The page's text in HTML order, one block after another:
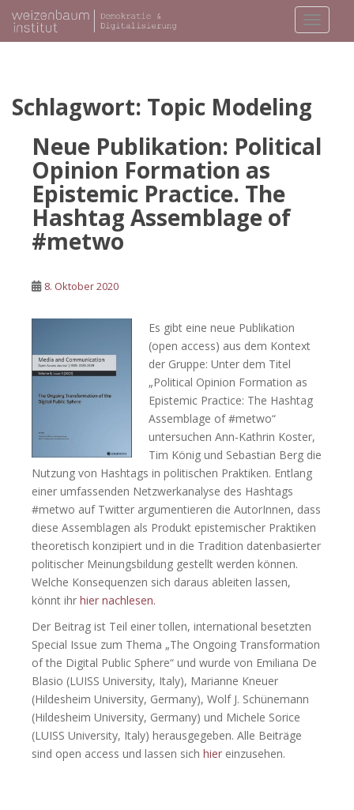
i
Schlagwort: Topic Modeling
Neue Publikation: Political
Opinion Formation as
Epistemic Practice. The
Hashtag Assemblage of
#metwo
8. Oktober 2020
Es gibt eine neue Publikation
(open access) aus dem Kontext
der Gruppe: Unter dem Titel
„Political Opinion Formation as
Epistemic Practice: The Hashtag
Assemblage of #metwo“
untersuchen Ann-Kathrin Koster,
Tim König und Sebastian Berg die
Nutzung von Hashtags in politischen Praktiken. Entlang
einer umfassenden Netzwerkanalyse des Hashtags
#metwo auf Twitter argumentieren die AutorInnen, dass
diese Assemblagen als Produkt epistemischer Praktiken
theoretisch konzipiert und in die Tradition datenbasierter
politischer Meinungsbildung gestellt werden können.
Welche Konsequenzen sich daraus ableiten lassen,
könnt ihr hier nachlesen.
Der Beitrag ist Teil einer tollen, international besetzten
Special Issue zum Thema „The Ongoing Transformation
of the Digital Public Sphere“ und wurde von Emiliana De
Blasio (LUISS University, Italy), Marianne Kneuer
(Hildesheim University, Germany), Wolf J. Schünemann
(Hildesheim University, Germany) und Michele Sorice
(LUISS University, Italy) herausgegeben. Alle Beiträge
sind open access und lassen sich hier einzusehen.